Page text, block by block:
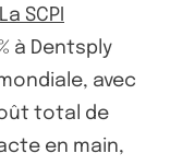
La SCPI
à Dentsply
avec
total de
en main,